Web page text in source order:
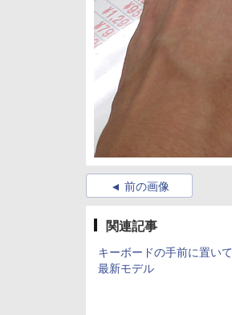
前の画像
関連記事
キーボードの手前に置い
最新モデル